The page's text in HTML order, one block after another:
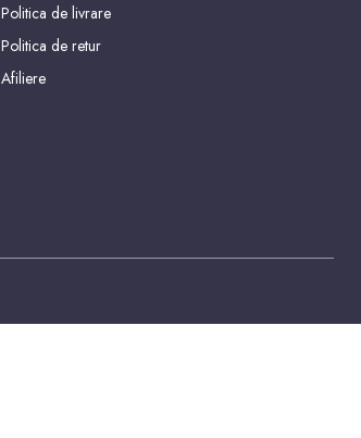
Politica de livrare
Politica de retur
Afiliere